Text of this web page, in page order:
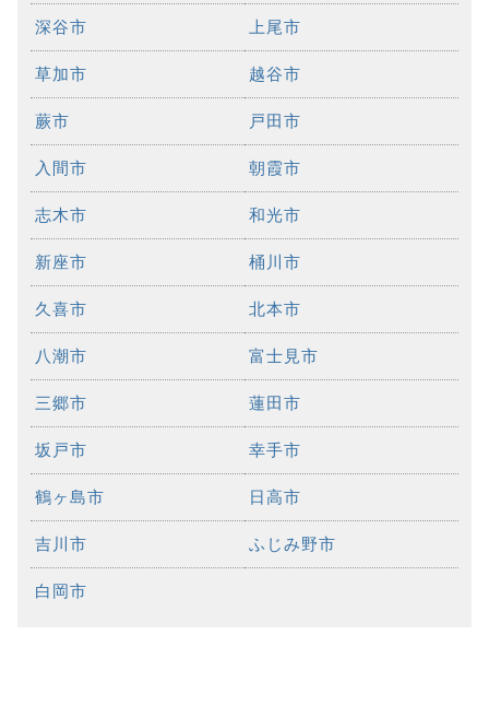
深谷市 上尾市
草加市 越谷市
蕨市 戸田市
入間市 朝霞市
志木市 和光市
新座市 桶川市
久喜市 北本市
八潮市 富士見市
三郷市 蓮田市
坂戸市 幸手市
鶴ヶ島市 日高市
吉川市 ふじみ野市
白岡市